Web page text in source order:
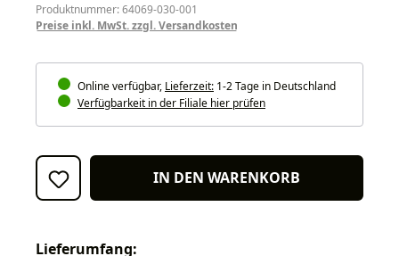
Produktnummer: 64069-030-001
Preise inkl. MwSt. zzgl. Versandkosten
Online verfügbar, Lieferzeit: 1-2 Tage in Deutschland
Verfügbarkeit in der Filiale hier prüfen
IN DEN WARENKORB
Lieferumfang: